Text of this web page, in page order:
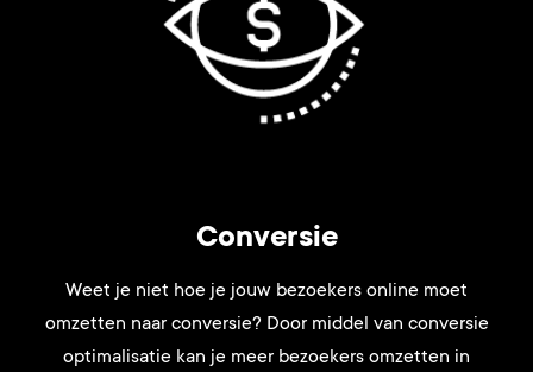
Conversie
Weet je niet hoe je jouw bezoekers online moet
omzetten naar conversie? Door middel van conversie
optimalisatie kan je meer bezoekers omzetten in